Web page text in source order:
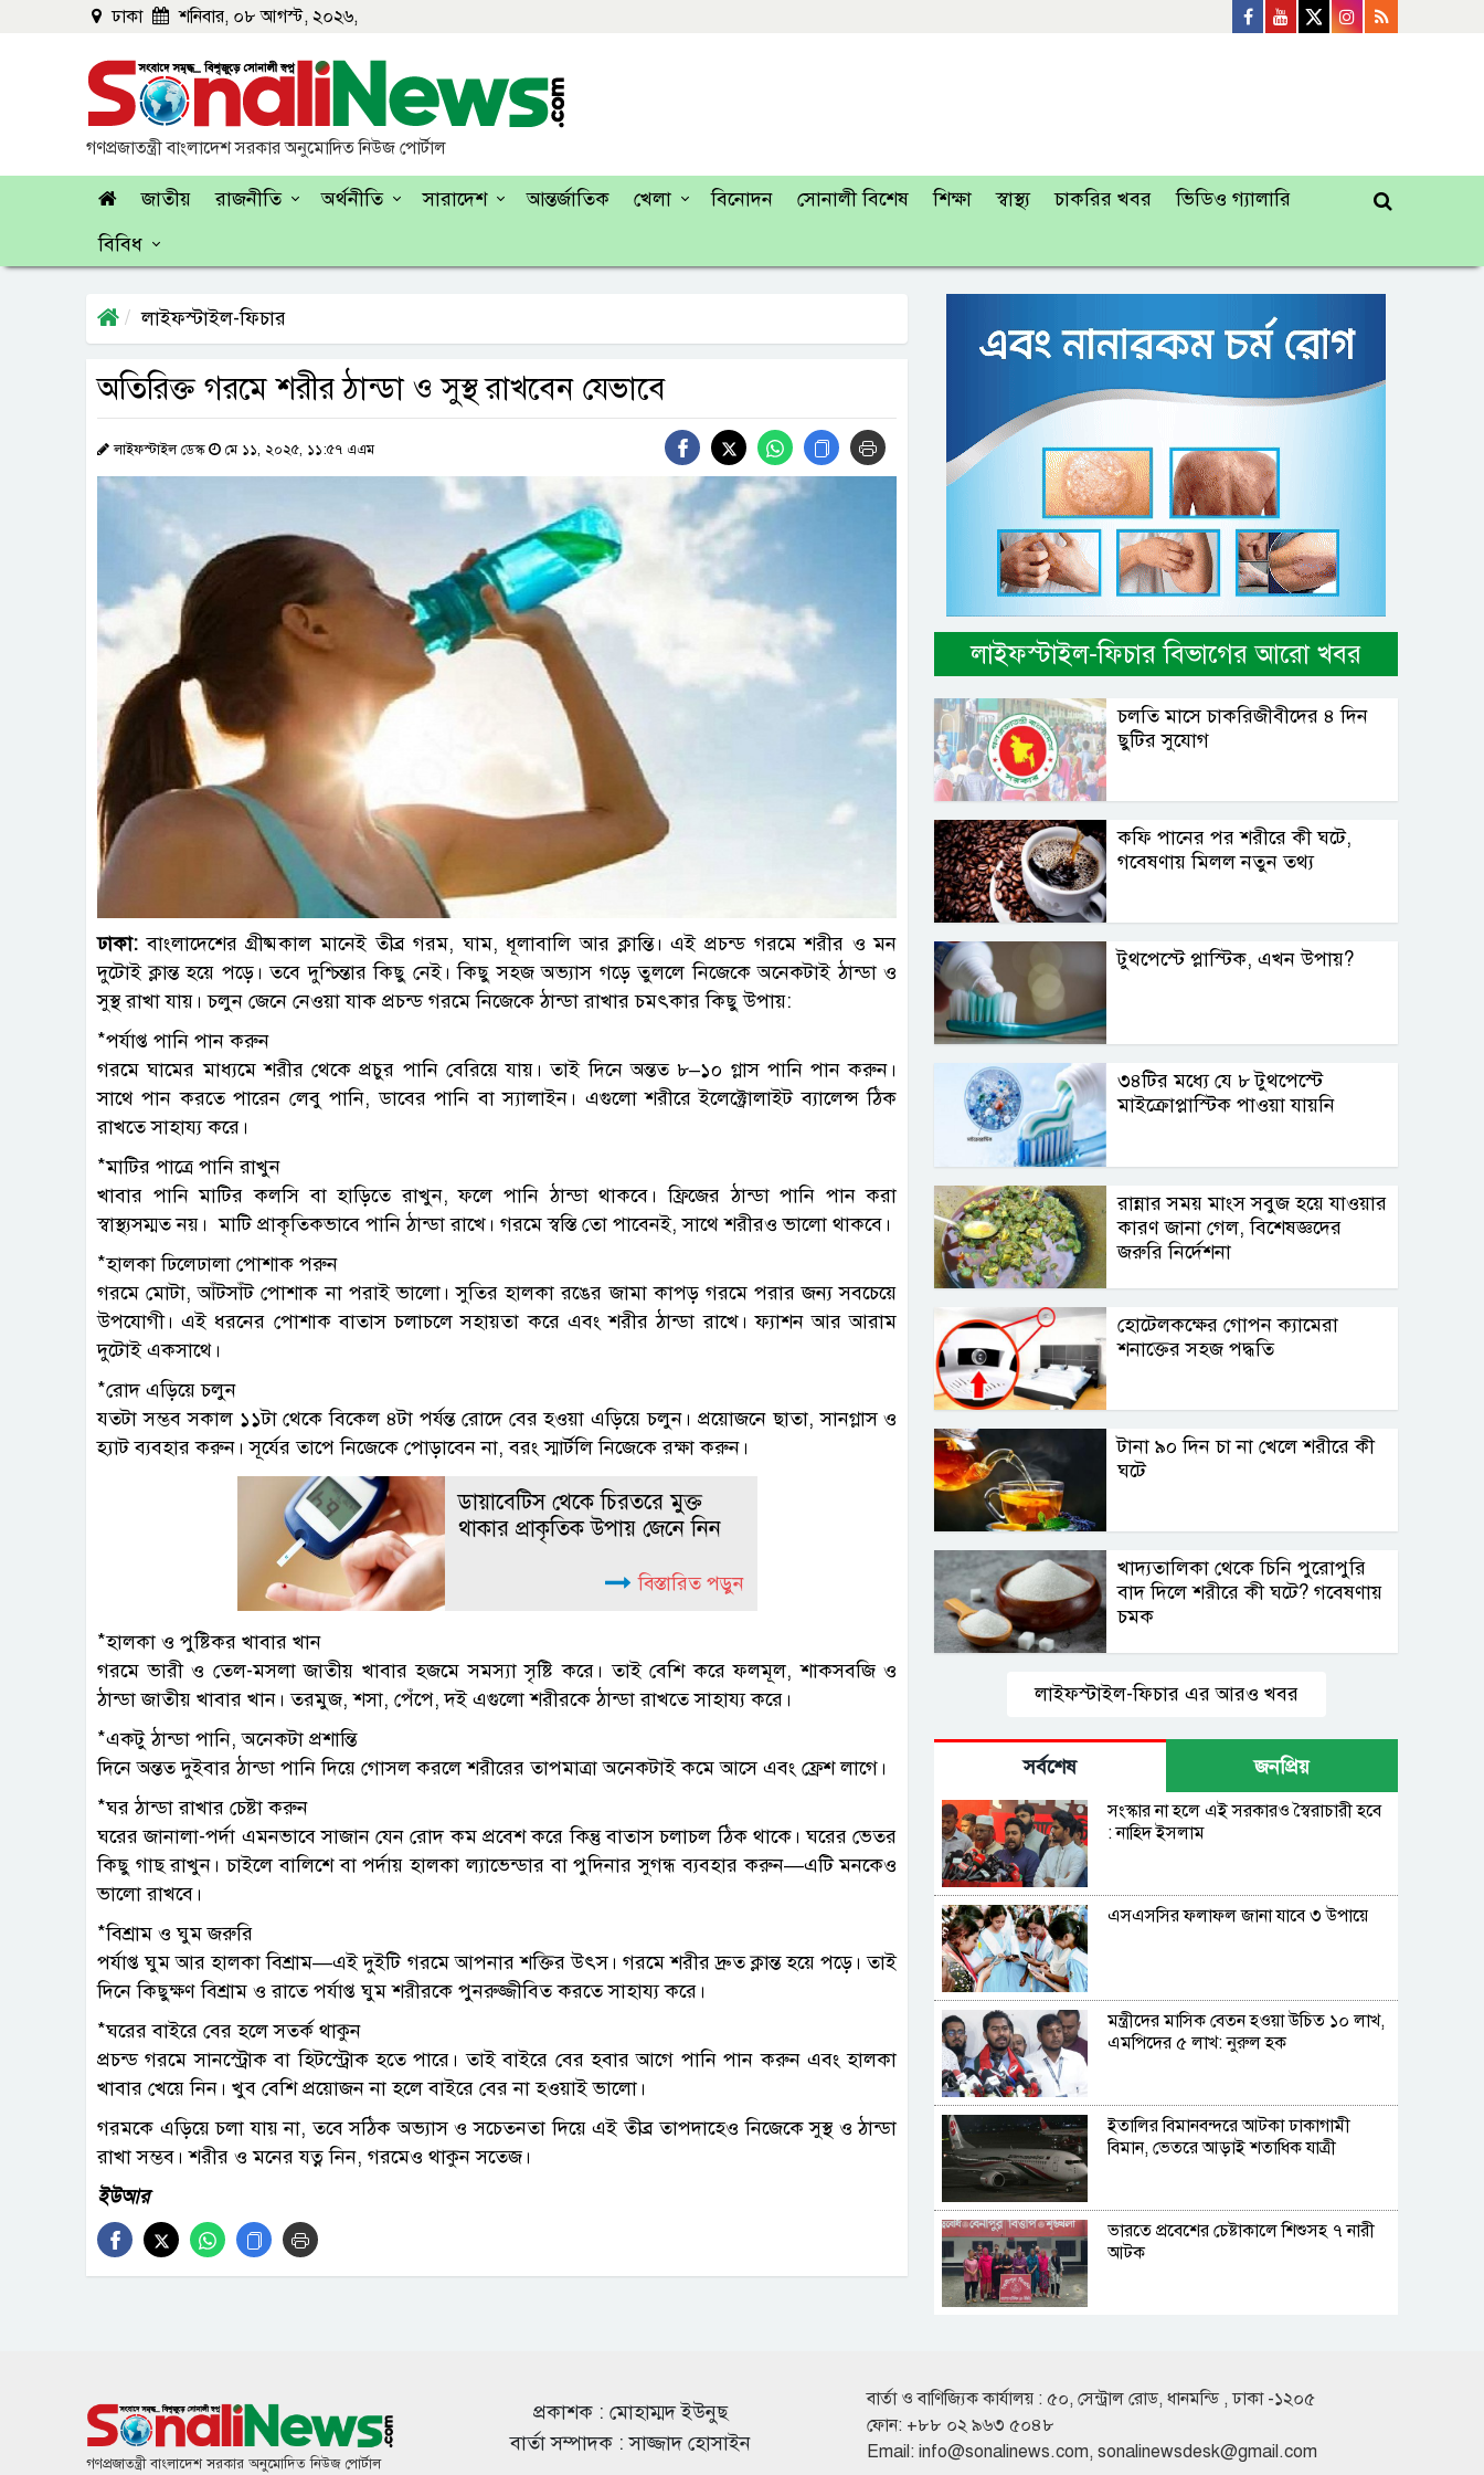
ঢাকা শনিবার, ০৮ আগস্ট, ২০২৬,
গণপ্রজাতন্ত্রী বাংলাদেশ সরকার অনুমোদিত নিউজ পোর্টাল
জাতীয় রাজনীতি অর্থনীতি সারাদেশ আন্তর্জাতিক খেলা বিনোদন সোনালী বিশেষ শিক্ষা স্বাস্থ্য চাকরির খবর
ভিডিও গ্যালারি
বিবিধ
লাইফস্টাইল-ফিচার
অতিরিক্ত গরমে শরীর ঠান্ডা ও সুস্থ রাখবেন যেভাবে
লাইফস্টাইল ডেস্ক মে ১১, ২০২৫, ১১:৫৭ এএম
ঢাকা: বাংলাদেশের গ্রীষ্মকাল মানেই তীব্র গরম, ঘাম, ধূলাবালি আর ক্লান্তি। এই প্রচন্ড গরমে শরীর ও মন
দুটোই ক্লান্ত হয়ে পড়ে। তবে দুশ্চিন্তার কিছু নেই। কিছু সহজ অভ্যাস গড়ে তুললে নিজেকে অনেকটাই ঠান্ডা ও
সুস্থ রাখা যায়। চলুন জেনে নেওয়া যাক প্রচন্ড গরমে নিজেকে ঠান্ডা রাখার চমৎকার কিছু উপায়:
*পর্যাপ্ত পানি পান করুন
গরমে ঘামের মাধ্যমে শরীর থেকে প্রচুর পানি বেরিয়ে যায়। তাই দিনে অন্তত ৮–১০ গ্লাস পানি পান করুন।
সাথে পান করতে পারেন লেবু পানি, ডাবের পানি বা স্যালাইন। এগুলো শরীরে ইলেক্ট্রোলাইট ব্যালেন্স ঠিক
রাখতে সাহায্য করে।
*মাটির পাত্রে পানি রাখুন
খাবার পানি মাটির কলসি বা হাড়িতে রাখুন, ফলে পানি ঠান্ডা থাকবে। ফ্রিজের ঠান্ডা পানি পান করা
স্বাস্থ্যসম্মত নয়। মাটি প্রাকৃতিকভাবে পানি ঠান্ডা রাখে। গরমে স্বস্তি তো পাবেনই, সাথে শরীরও ভালো থাকবে।
*হালকা ঢিলেঢালা পোশাক পরুন
গরমে মোটা, আঁটসাঁট পোশাক না পরাই ভালো। সুতির হালকা রঙের জামা কাপড় গরমে পরার জন্য সবচেয়ে
উপযোগী। এই ধরনের পোশাক বাতাস চলাচলে সহায়তা করে এবং শরীর ঠান্ডা রাখে। ফ্যাশন আর আরাম
দুটোই একসাথে।
*রোদ এড়িয়ে চলুন
যতটা সম্ভব সকাল ১১টা থেকে বিকেল ৪টা পর্যন্ত রোদে বের হওয়া এড়িয়ে চলুন। প্রয়োজনে ছাতা, সানগ্লাস ও
হ্যাট ব্যবহার করুন। সূর্যের তাপে নিজেকে পোড়াবেন না, বরং স্মার্টলি নিজেকে রক্ষা করুন।
ডায়াবেটিস থেকে চিরতরে মুক্ত
থাকার প্রাকৃতিক উপায় জেনে নিন
বিস্তারিত পড়ুন
*হালকা ও পুষ্টিকর খাবার খান
গরমে ভারী ও তেল-মসলা জাতীয় খাবার হজমে সমস্যা সৃষ্টি করে। তাই বেশি করে ফলমূল, শাকসবজি ও
ঠান্ডা জাতীয় খাবার খান। তরমুজ, শসা, পেঁপে, দই এগুলো শরীরকে ঠান্ডা রাখতে সাহায্য করে।
*একটু ঠান্ডা পানি, অনেকটা প্রশান্তি
দিনে অন্তত দুইবার ঠান্ডা পানি দিয়ে গোসল করলে শরীরের তাপমাত্রা অনেকটাই কমে আসে এবং ফ্রেশ লাগে।
*ঘর ঠান্ডা রাখার চেষ্টা করুন
ঘরের জানালা-পর্দা এমনভাবে সাজান যেন রোদ কম প্রবেশ করে কিন্তু বাতাস চলাচল ঠিক থাকে। ঘরের ভেতর
কিছু গাছ রাখুন। চাইলে বালিশে বা পর্দায় হালকা ল্যাভেন্ডার বা পুদিনার সুগন্ধ ব্যবহার করুন—এটি মনকেও
ভালো রাখবে।
*বিশ্রাম ও ঘুম জরুরি
পর্যাপ্ত ঘুম আর হালকা বিশ্রাম—এই দুইটি গরমে আপনার শক্তির উৎস। গরমে শরীর দ্রুত ক্লান্ত হয়ে পড়ে। তাই
দিনে কিছুক্ষণ বিশ্রাম ও রাতে পর্যাপ্ত ঘুম শরীরকে পুনরুজ্জীবিত করতে সাহায্য করে।
*ঘরের বাইরে বের হলে সতর্ক থাকুন
প্রচন্ড গরমে সানস্ট্রোক বা হিটস্ট্রোক হতে পারে। তাই বাইরে বের হবার আগে পানি পান করুন এবং হালকা
খাবার খেয়ে নিন। খুব বেশি প্রয়োজন না হলে বাইরে বের না হওয়াই ভালো।
গরমকে এড়িয়ে চলা যায় না, তবে সঠিক অভ্যাস ও সচেতনতা দিয়ে এই তীব্র তাপদাহেও নিজেকে সুস্থ ও ঠান্ডা
রাখা সম্ভব। শরীর ও মনের যত্ন নিন, গরমেও থাকুন সতেজ।
ইউআর
লাইফস্টাইল-ফিচার বিভাগের আরো খবর
চলতি মাসে চাকরিজীবীদের ৪ দিন
ছুটির সুযোগ
কফি পানের পর শরীরে কী ঘটে,
গবেষণায় মিলল নতুন তথ্য
টুথপেস্টে প্লাস্টিক, এখন উপায়?
৩৪টির মধ্যে যে ৮ টুথপেস্টে
মাইক্রোপ্লাস্টিক পাওয়া যায়নি
রান্নার সময় মাংস সবুজ হয়ে যাওয়ার
কারণ জানা গেল, বিশেষজ্ঞদের
জরুরি নির্দেশনা
হোটেলকক্ষের গোপন ক্যামেরা
শনাক্তের সহজ পদ্ধতি
টানা ৯০ দিন চা না খেলে শরীরে কী
ঘটে
খাদ্যতালিকা থেকে চিনি পুরোপুরি
বাদ দিলে শরীরে কী ঘটে? গবেষণায়
চমক
লাইফস্টাইল-ফিচার এর আরও খবর
সর্বশেষ জনপ্রিয়
সংস্কার না হলে এই সরকারও স্বৈরাচারী হবে
: নাহিদ ইসলাম
এসএসসির ফলাফল জানা যাবে ৩ উপায়ে
মন্ত্রীদের মাসিক বেতন হওয়া উচিত ১০ লাখ,
এমপিদের ৫ লাখ: নুরুল হক
ইতালির বিমানবন্দরে আটকা ঢাকাগামী
বিমান, ভেতরে আড়াই শতাধিক যাত্রী
ভারতে প্রবেশের চেষ্টাকালে শিশুসহ ৭ নারী
আটক
সাকিবের দেশে ফেরার কোনো সুযোগ নেই:
ক্রীড়া প্রতিমন্ত্রী
গণপ্রজাতন্ত্রী বাংলাদেশ সরকার অনুমোদিত নিউজ পোর্টাল
প্রকাশক : মোহাম্মদ ইউনুছ
বার্তা সম্পাদক : সাজ্জাদ হোসাইন
বার্তা ও বাণিজ্যিক কার্যালয় : ৫০, সেন্ট্রাল রোড, ধানমন্ডি , ঢাকা -১২০৫
ফোন: +৮৮ ০২ ৯৬৩ ৫০৪৮
Email: info@sonalinews.com, sonalinewsdesk@gmail.com